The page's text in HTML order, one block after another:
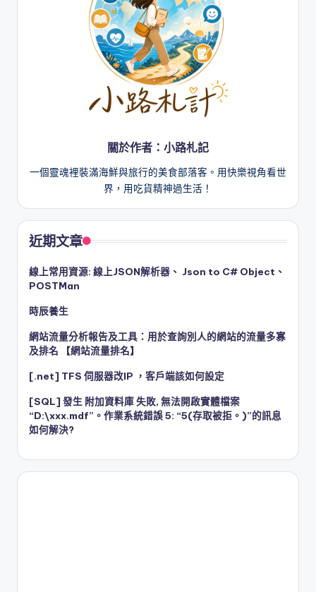
關於作者：小路札記
一個靈魂裡裝滿海鮮與旅行的美食部落客。用快樂視角看世
界，用吃貨精神過生活！
近期文章
線上常用資源: 線上JSON解析器、 Json to C# Object、
POSTMan
時辰養生
網站流量分析報告及工具：用於查詢別人的網站的流量多寡
及排名 【網站流量排名】
[.net] TFS 伺服器改IP ，客戶端該如何設定
[SQL] 發生 附加資料庫 失敗, 無法開啟實體檔案
“D:\xxx.mdf”。作業系統錯誤 5: “5(存取被拒。)”的訊息
如何解決?